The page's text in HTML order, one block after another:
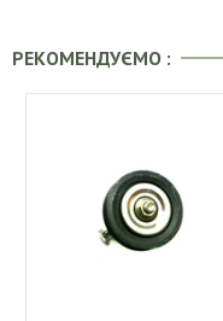
РЕКОМЕНДУЄМО :